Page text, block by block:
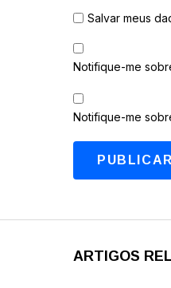
Salvar meus
Notifique-me
Notifique-me
ARTIGOS